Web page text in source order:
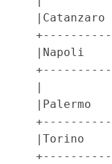
|Catanzaro
|Napoli
|
|Palermo
|Torino